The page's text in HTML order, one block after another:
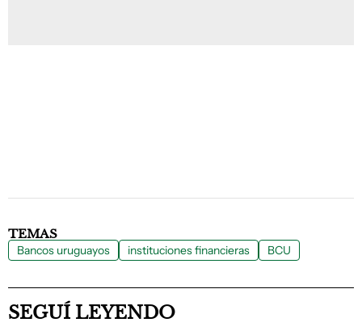
TEMAS
Bancos uruguayos instituciones financieras BCU
SEGUÍ LEYENDO